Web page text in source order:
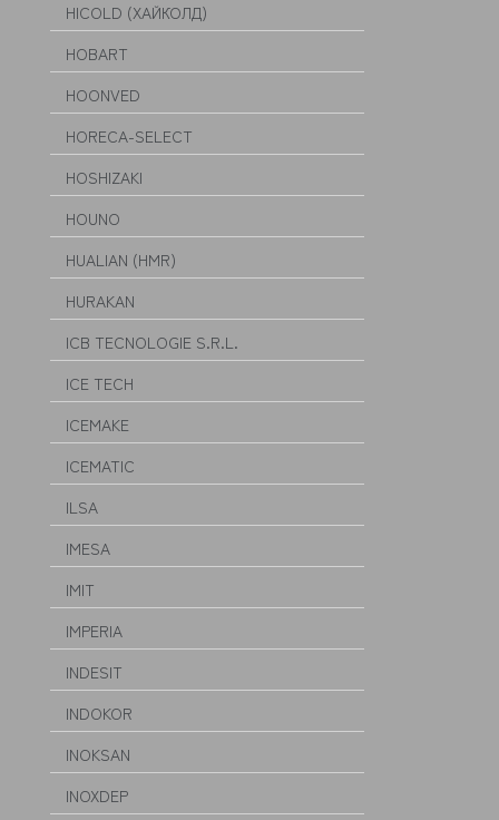
HICOLD (ХАЙКОЛД)
HOBART
HOONVED
HORECA-SELECT
HOSHIZAKI
HOUNO
HUALIAN (HMR)
HURAKAN
ICB TECNOLOGIE S.R.L.
ICE TECH
ICEMAKE
ICEMATIC
ILSA
IMESA
IMIT
IMPERIA
INDESIT
INDOKOR
INOKSAN
INOXDEP